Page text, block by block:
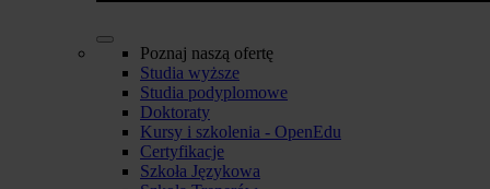
Poznaj naszą ofertę
Studia wyższe
Studia podyplomowe
Doktoraty
Kursy i szkolenia - OpenEdu
Certyfikacje
Szkoła Językowa